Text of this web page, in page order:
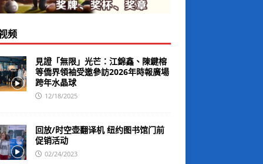
频
見證「無限」光芒：江錦鑫、陳鍵榕
等僑界領袖受邀參訪2026年時報廣場
跨年水晶球
12/18/2025
回放/时空壶翻译机 纽约图书馆门前
促销活动
02/24/2023